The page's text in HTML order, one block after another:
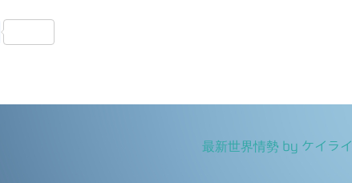
共
最新世界情勢 by ケイライ